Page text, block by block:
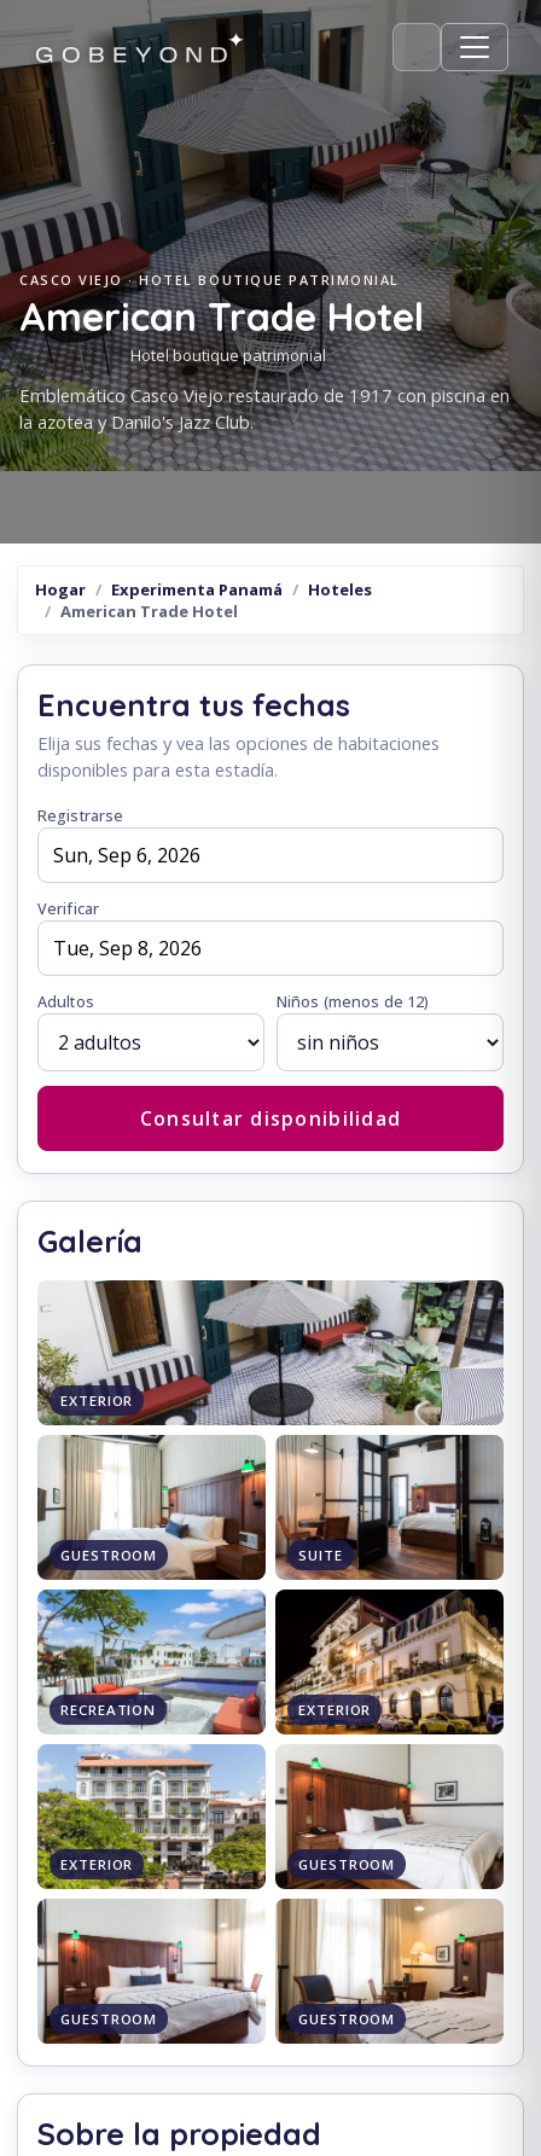
CASCO VIEJO · HOTEL BOUTIQUE PATRIMONIAL
American Trade Hotel
Hotel boutique patrimonial
Emblemático Casco Viejo restaurado de 1917 con piscina en
la azotea y Danilo's Jazz Club.
Hogar Experimenta Panamá
Hoteles
American Trade Hotel
Encuentra tus fechas
Elija sus fechas y vea las opciones de habitaciones
disponibles para esta estadía.
Registrarse
Verificar
Adultos Niños (menos de 12)
Consultar disponibilidad
Galería
EXTERIOR
GUESTROOM SUITE
RECREATION EXTERIOR
EXTERIOR GUESTROOM
GUESTROOM GUESTROOM
Sobre la propiedad